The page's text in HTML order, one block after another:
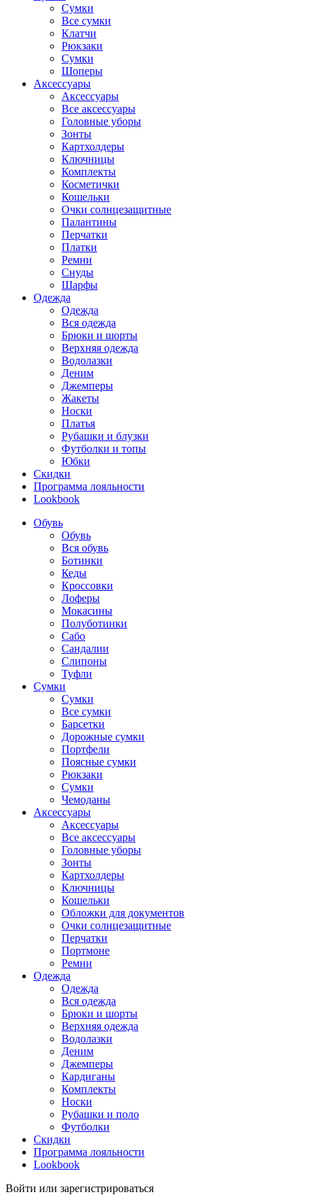
Сумки
Все сумки
Клатчи
Рюкзаки
Сумки
Шоперы
Аксессуары
Аксессуары
Все аксессуары
Головные уборы
Зонты
Картхолдеры
Ключницы
Комплекты
Косметички
Кошельки
Очки солнцезащитные
Палантины
Перчатки
Платки
Ремни
Снуды
Шарфы
Одежда
Одежда
Вся одежда
Брюки и шорты
Верхняя одежда
Водолазки
Деним
Джемперы
Жакеты
Носки
Платья
Рубашки и блузки
Футболки и топы
Юбки
Скидки
Программа лояльности
Lookbook
Обувь
Обувь
Вся обувь
Ботинки
Кеды
Кроссовки
Лоферы
Мокасины
Полуботинки
Сабо
Сандалии
Слипоны
Туфли
Сумки
Сумки
Все сумки
Барсетки
Дорожные сумки
Портфели
Поясные сумки
Рюкзаки
Сумки
Чемоданы
Аксессуары
Аксессуары
Все аксессуары
Головные уборы
Зонты
Картхолдеры
Ключницы
Кошельки
Обложки для документов
Очки солнцезащитные
Перчатки
Портмоне
Ремни
Одежда
Одежда
Вся одежда
Брюки и шорты
Верхняя одежда
Водолазки
Деним
Джемперы
Кардиганы
Комплекты
Носки
Рубашки и поло
Футболки
Скидки
Программа лояльности
Lookbook
Войти или зарегистрироваться